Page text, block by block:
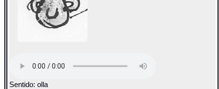
Sentido: olla